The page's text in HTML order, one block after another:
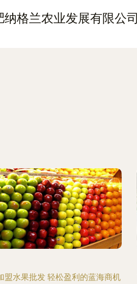
纳格兰农业发展有限公司
盟水果批发 轻松盈利的蓝海商机